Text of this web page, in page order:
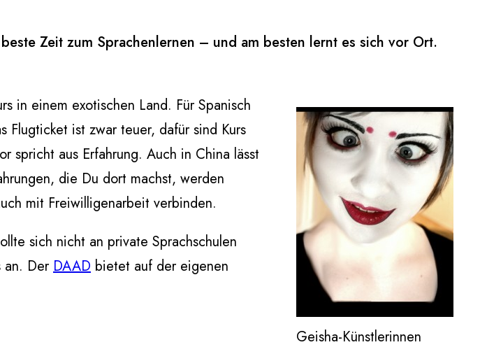
Zeit zum Sprachenlernen – und am besten lernt es sich vor Ort.
Geisha-Künstlerinnen
in einem exotischen Land. Für Spanisch
Flugticket ist zwar teuer, dafür sind Kurs
spricht aus Erfahrung. Auch in China lässt
die Du dort machst, werden
mit Freiwilligenarbeit verbinden.
sich nicht an private Sprachschulen
an. DerDAAD bietet auf der eigenen